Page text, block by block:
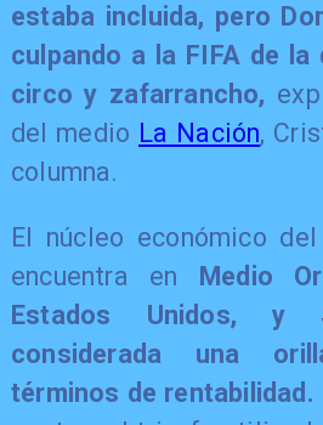
estaba incluida, pero
culpando a la FIFA de la
circo y zafarrancho,
del medio La Nación,
columna.
El núcleo económico
encuentra en Medio
Estados Unidos, y
considerada una
términos de rentabilidad.